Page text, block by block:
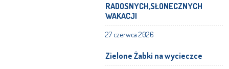
RADOSNYCH,SŁONECZNYCH
WAKACJI
27 czerwca 2026
Zielone Żabki na wycieczce